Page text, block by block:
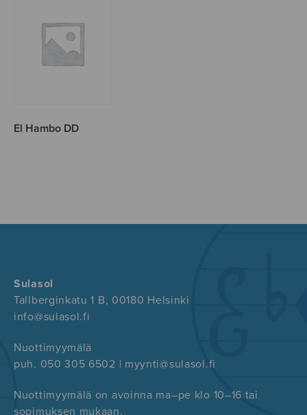
El Hambo DD
Sulasol
Tallberginkatu 1 B, 00180 Helsinki
info@sulasol.fi
Nuottimyymälä
puh. 050 305 6502 | myynti@sulasol.fi
Nuottimyymälä on avoinna ma–pe klo 10–16 tai
sopimuksen mukaan.